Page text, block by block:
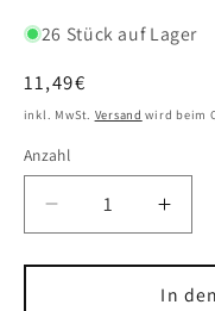
26 Stück auf Lager
Normaler
Preis
11,49€
inkl. MwSt. Versand wird beim
Anzahl
Verringere
die
Menge
die
für
In